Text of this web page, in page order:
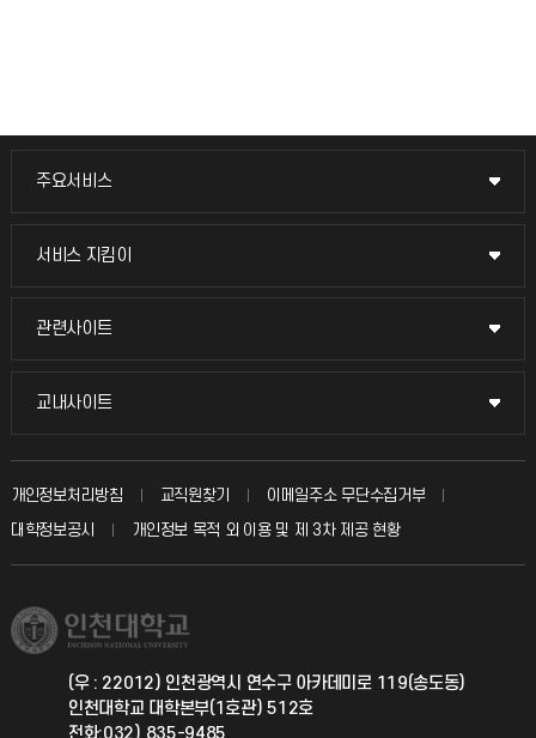
주요서비스
주요서비스
교무회의방송
입학안내
취업정보(학생)
서비스 지킴이
서비스 지킴이
묻고 답하기
칭찬마당
학생서비스 지킴이
관련사이트
관련사이트
국방헬프콜
총동문회
교내사이트
교내사이트
교수회
교육혁신본부
국제지원과
공자아카데미
개인정보처리방침 교직원찾기
이메일주소 무단수집거부
대학정보공시
개인정보 목적 외 이용 및 제 3차 제공 현황
(우 : 22012) 인천광역시 연수구 아카데미로 119(송도동)
인천대학교 대학본부(1호관) 512호